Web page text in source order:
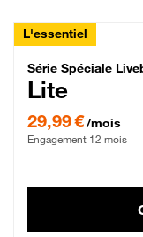
L'essentiel
Série
Série Spéciale
Lite
29,99 €/mois
Engagement 12 mois